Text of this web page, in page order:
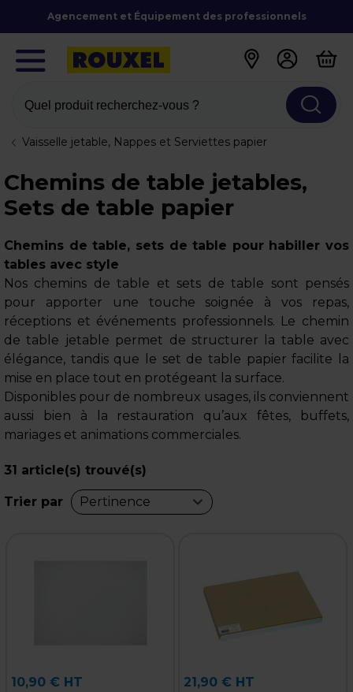
Agencement et Équipement des professionnels
Quel produit recherchez-vous ?
Vaisselle jetable, Nappes et Serviettes papier
Chemins de table jetables,
Sets de table papier
Chemins de table, sets de table pour habiller vos
tables avec style
Nos chemins de table et sets de table sont pensés
pour apporter une touche soignée à vos repas,
réceptions et événements professionnels. Le chemin
de table jetable permet de structurer la table avec
élégance, tandis que le set de table papier facilite la
mise en place tout en protégeant la surface.
Disponibles pour de nombreux usages, ils conviennent
aussi bien à la restauration qu’aux fêtes, buffets,
mariages et animations commerciales.
31 article(s) trouvé(s)
Trier par Pertinence
10,90 € HT 21,90 € HT